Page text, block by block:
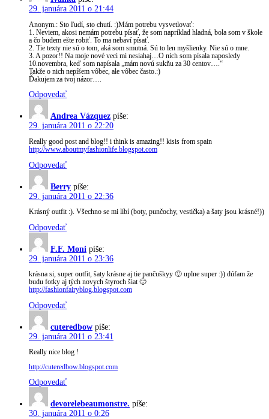
29. januára 2011 o 21:44
Anonym.: Sto ľudí, sto chutí. :)Mám potrebu vysvetlovať:
1. Neviem, akosi nemám potrebu písať, že som napríklad hladná, bola som v škole
a čo budem ešte robiť. To ma nebaví písať.
2. Tie texty nie sú o tom, aká som smutná. Sú to len myšlienky. Nie sú o mne.
3. A pozor!! Na moje nové veci mi nesiahaj…O nich som písala naposledy
10.novembra, keď som napísala „mám novú sukňu za 30 centov….“
Takže o nich nepíšem vôbec, ale vôbec často.:)
Ďakujem za tvoj názor….
Odpovedať
Andrea Vázquez píše:
29. januára 2011 o 22:20
Really good post and blog!! i think is amazing!! kisis from spain
http://www.aboutmyfashionlife.blogspot.com
Odpovedať
Berry píše:
29. januára 2011 o 22:36
Krásný outfit :). Všechno se mi líbí (boty, punčochy, vestička) a šaty jsou krásné!))
Odpovedať
F.F. Moni píše:
29. januára 2011 o 23:36
krásna si, super outfit, šaty krásne aj tie pančuškyy 🙂 uplne super :)) dúfam že
budu fotky aj tých novych štyroch šiat 🙂
http://fashionfairyblog.blogspot.com
Odpovedať
cuteredbow píše:
29. januára 2011 o 23:41
Really nice blog !
http://cuteredbow.blogspot.com
Odpovedať
devorelebeaumonstre. píše:
30. januára 2011 o 0:26